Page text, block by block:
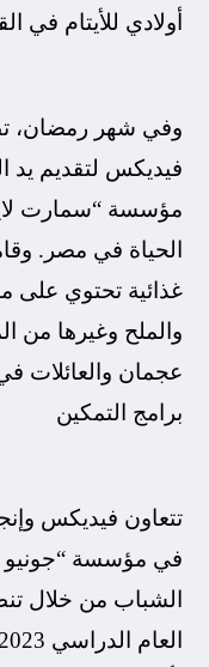
أولادي للأيتام في
فيديكس لتقديم يد
مؤسسة “سمارت
غذائية تحتوي على
والملح وغيرها من
عجمان والعائلات
برامج التمكين
تتعاون فيديكس
في مؤسسة “جونيو
الشباب من خلال